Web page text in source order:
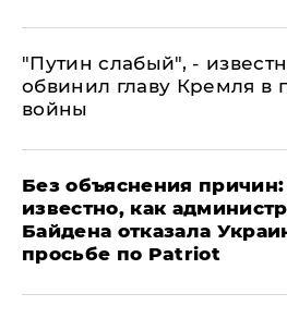
​"Путин слабый", -
обвинил главу Кремля в
войны
Без объяснения причин:
известно, как
Байдена отказала
просьбе по Patriot